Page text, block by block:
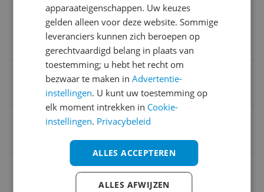
Profielbreedte lijst
Verpakking hoogte
Product lengte
Fotoformaat breedte
apparaateigenschappen. Uw keuzes
gelden alleen voor deze website. Sommige
leveranciers kunnen zich beroepen op
gerechtvaardigd belang in plaats van
toestemming; u hebt het recht om
bezwaar te maken inAdvertentie-
instellingen. U kunt uw toestemming op
elk moment intrekken in Cookie-
instellingen. Privacybeleid
ALLES ACCEPTEREN
ALLES AFWIJZEN